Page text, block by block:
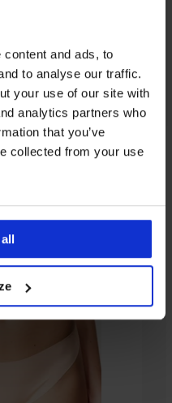
and ads, to
to analyse our traffic.
your use of our site with
analytics partners who
that you’ve
collected from your use